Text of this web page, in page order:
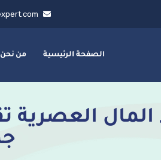
الصفحة الرئيسية من نحن
المال العصرية